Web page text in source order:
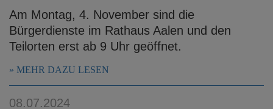
Am Montag, 4. November sind die
Bürgerdienste im Rathaus Aalen und den
Teilorten erst ab 9 Uhr geöffnet.
MEHR DAZU LESEN
08.07.2024